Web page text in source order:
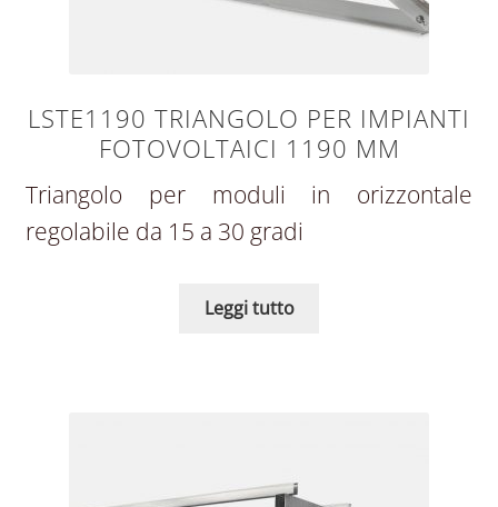
LSTE1190 TRIANGOLO PER IMPIANTI
FOTOVOLTAICI 1190 MM
Triangolo per moduli in orizzontale
regolabile da 15 a 30 gradi
Leggi tutto